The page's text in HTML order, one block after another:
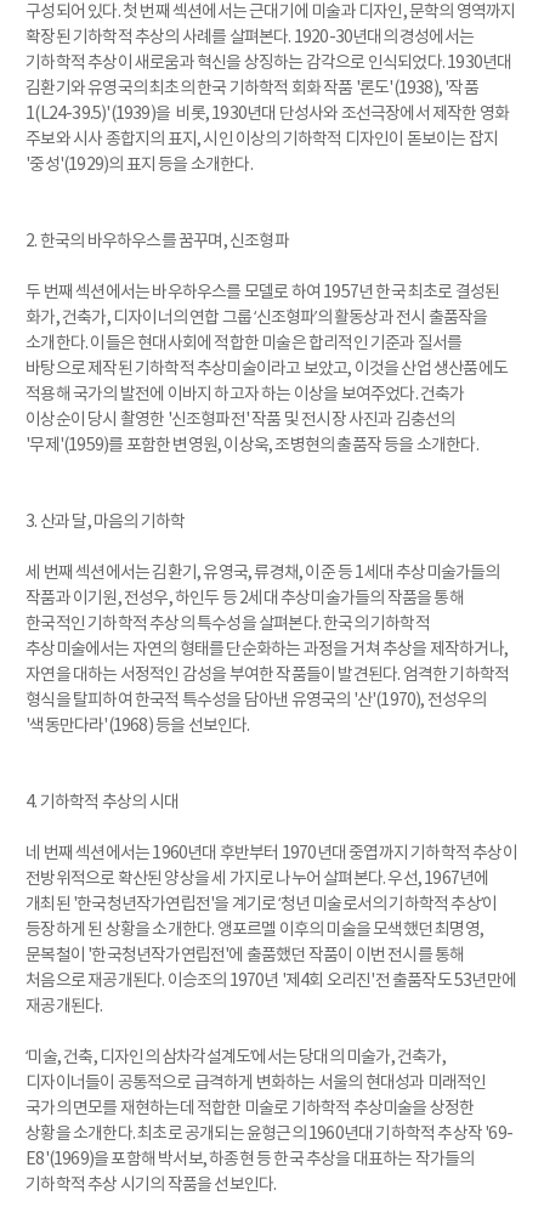
구성되어 있다. 첫 번째 섹션에서는 근대기에 미술과 디자인, 문학의 영역까지
확장된 기하학적 추상의 사례를 살펴본다. 1920-30년대의 경성에서는
기하학적 추상이 새로움과 혁신을 상징하는 감각으로 인식되었다. 1930년대
김환기와 유영국의 최초의 한국 기하학적 회화 작품 '론도'(1938), '작품
1(L24-39.5)'(1939)을 비롯, 1930년대 단성사와 조선극장에서 제작한 영화
주보와 시사 종합지의 표지, 시인 이상의 기하학적 디자인이 돋보이는 잡지
'중성'(1929)의 표지 등을 소개한다.
2. 한국의 바우하우스를 꿈꾸며, 신조형파
두 번째 섹션에서는 바우하우스를 모델로 하여 1957년 한국 최초로 결성된
화가, 건축가, 디자이너의 연합 그룹 ‘신조형파’의 활동상과 전시 출품작을
소개한다. 이들은 현대사회에 적합한 미술은 합리적인 기준과 질서를
바탕으로 제작된 기하학적 추상미술이라고 보았고, 이것을 산업 생산품에도
적용해 국가의 발전에 이바지 하고자 하는 이상을 보여주었다. 건축가
이상순이 당시 촬영한 '신조형파전' 작품 및 전시장 사진과 김충선의
'무제'(1959)를 포함한 변영원, 이상욱, 조병현의 출품작 등을 소개한다.
3. 산과 달, 마음의 기하학
세 번째 섹션에서는 김환기, 유영국, 류경채, 이준 등 1세대 추상미술가들의
작품과 이기원, 전성우, 하인두 등 2세대 추상미술가들의 작품을 통해
한국적인 기하학적 추상의 특수성을 살펴본다. 한국의 기하학적
추상미술에서는 자연의 형태를 단순화하는 과정을 거쳐 추상을 제작하거나,
자연을 대하는 서정적인 감성을 부여한 작품들이 발견된다. 엄격한 기하학적
형식을 탈피하여 한국적 특수성을 담아낸 유영국의 '산'(1970), 전성우의
'색동만다라'(1968) 등을 선보인다.
4. 기하학적 추상의 시대
네 번째 섹션에서는 1960년대 후반부터 1970년대 중엽까지 기하학적 추상이
전방위적으로 확산된 양상을 세 가지로 나누어 살펴본다. 우선, 1967년에
개최된 '한국청년작가연립전'을 계기로 ‘청년 미술로서의 기하학적 추상’이
등장하게 된 상황을 소개한다. 앵포르멜 이후의 미술을 모색했던 최명영,
문복철이 '한국청년작가연립전'에 출품했던 작품이 이번 전시를 통해
처음으로 재공개된다. 이승조의 1970년 '제4회 오리진'전 출품작도 53년만에
재공개된다.
‘미술, 건축, 디자인의 삼차각설계도’에서는 당대의 미술가, 건축가,
디자이너들이 공통적으로 급격하게 변화하는 서울의 현대성과 미래적인
국가의 면모를 재현하는데 적합한 미술로 기하학적 추상미술을 상정한
상황을 소개한다. 최초로 공개되는 윤형근의 1960년대 기하학적 추상작 '69-
E8'(1969)을 포함해 박서보, 하종현 등 한국 추상을 대표하는 작가들의
기하학적 추상 시기의 작품을 선보인다.